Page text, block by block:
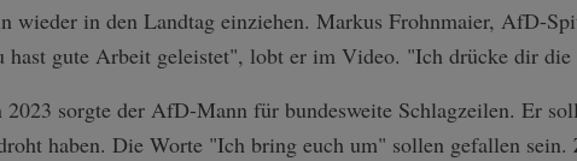
wieder in den Landtag einziehen. Markus Frohnmaier, AfD-
gute Arbeit geleistet", lobt er im Video. "Ich drücke dir die
sorgte der AfD-Mann für bundesweite Schlagzeilen. Er
haben. Die Worte "Ich bring euch um" sollen gefallen sein.